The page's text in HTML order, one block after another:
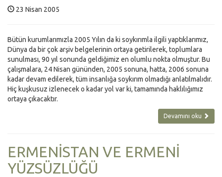
23 Nisan 2005
Bütün kurumlarımızla 2005 Yılın da ki soykırımla ilgili yaptıklarımız,
Dünya da bir çok arşiv belgelerinin ortaya getirilerek, toplumlara
sunulması, 90 yıl sonunda geldiğimiz en olumlu nokta olmuştur. Bu
çalışmalara, 24 Nisan gününden, 2005 sonuna, hatta, 2006 sonuna
kadar devam edilerek, tüm insanlığa soykırım olmadığı anlatılmalıdır.
Hiç kuşkusuz izlenecek o kadar yol var ki, tamamında haklılığımız
ortaya çıkacaktır.
Devamını oku
ERMENİSTAN VE ERMENİ
YÜZSÜZLÜĞÜ